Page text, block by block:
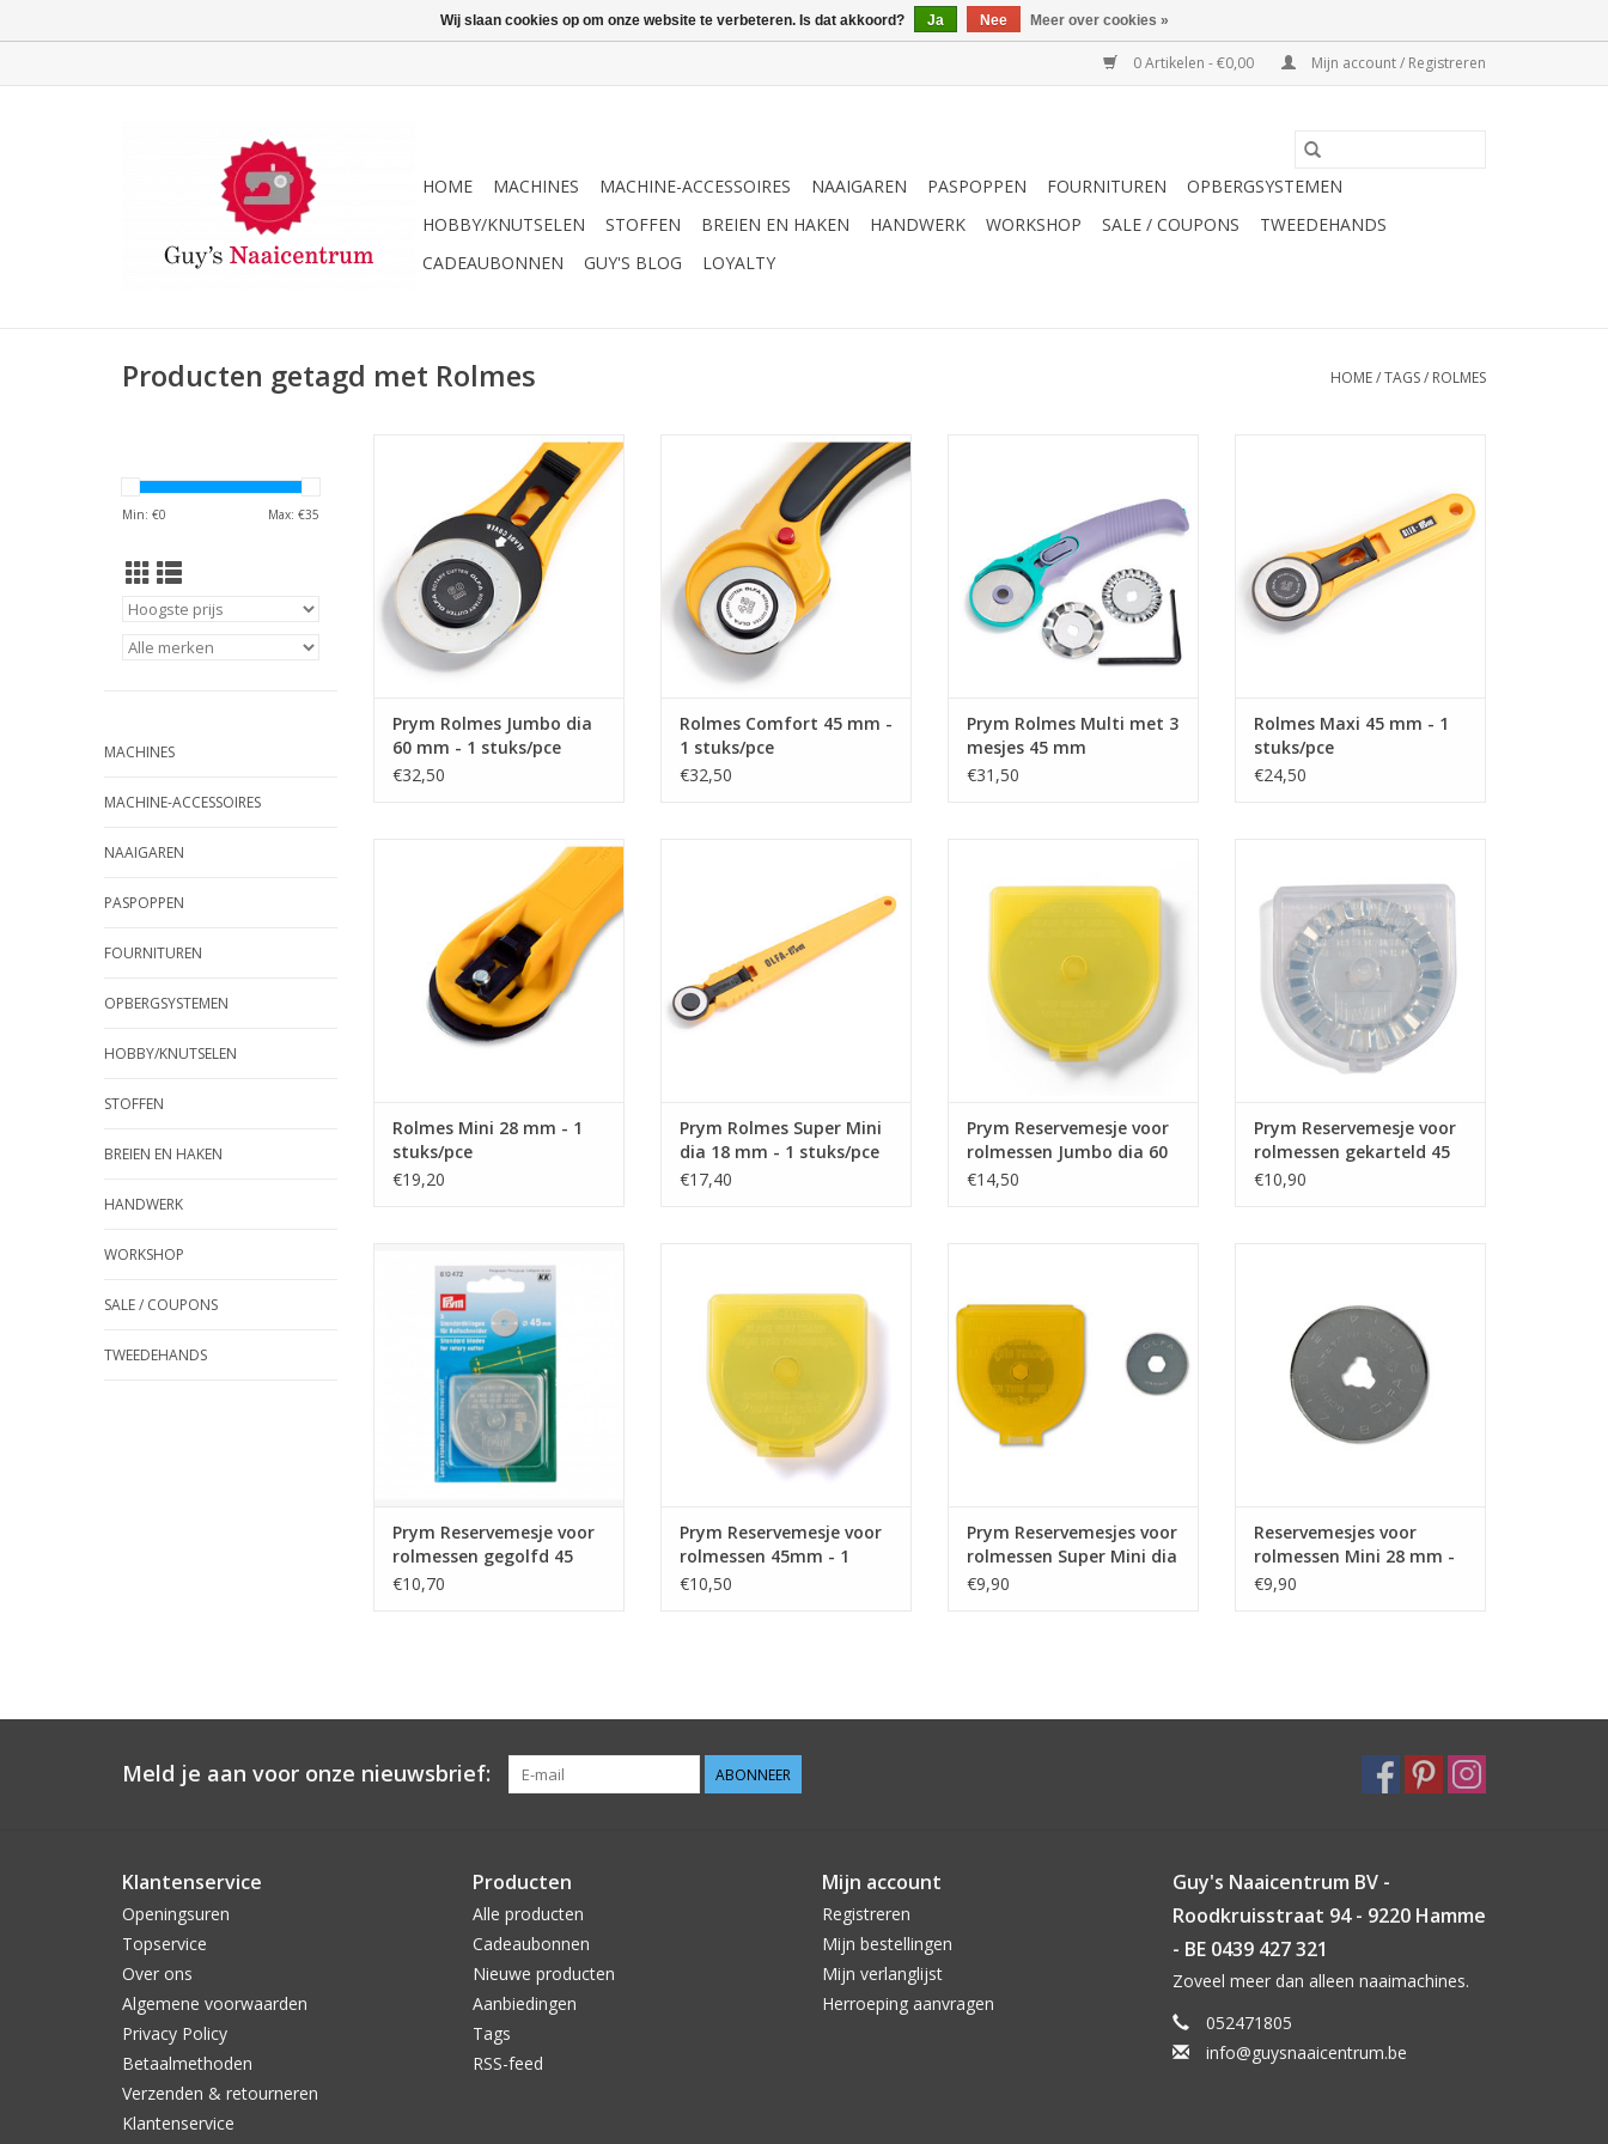
0 Artikelen - €0,00 Mijn account / Registreren
HOME MACHINES MACHINE-ACCESSOIRES NAAIGAREN PASPOPPEN FOURNITUREN
OPBERGSYSTEMEN
HOBBY/KNUTSELEN
STOFFEN BREIEN EN HAKEN HANDWERK WORKSHOP SALE / COUPONS
TWEEDEHANDS
CADEAUBONNEN
GUY'S BLOG LOYALTY
Producten getagd met Rolmes HOME/TAGS/ ROLMES
Min: €0 Max: €35
MACHINES
MACHINE-ACCESSOIRES
NAAIGAREN
PASPOPPEN
FOURNITUREN
OPBERGSYSTEMEN
HOBBY/KNUTSELEN
STOFFEN
BREIEN EN HAKEN
HANDWERK
WORKSHOP
SALE / COUPONS
TWEEDEHANDS
Prym Rolmes Jumbo dia 60 mm -
1 stuks/pce
TOEVOEGEN AAN WINKELWAGEN
Prym Rolmes Jumbo dia
60 mm - 1 stuks/pce
€32,50
Rolmes Comfort 45 mm - 1
stuks/pce
TOEVOEGEN AAN WINKELWAGEN
Rolmes Comfort 45 mm -
1 stuks/pce
€32,50
TOEVOEGEN AAN WINKELWAGEN
Prym Rolmes Multi met 3
mesjes 45 mm
€31,50
Rolmes Maxi 45 mm - 1
stuks/pce
€24,50
Rolmes Mini 28 mm - 1 stuks/pce
TOEVOEGEN AAN WINKELWAGEN
Rolmes Mini 28 mm - 1
stuks/pce
€19,20
Prym Rolmes Super Mini
dia 18 mm - 1 stuks/pce
€17,40
TOEVOEGEN AAN WINKELWAGEN
Prym Reservemesje voor
rolmessen Jumbo dia 60
mm
€14,50
TOEVOEGEN AAN WINKELWAGEN
Prym Reservemesje voor
rolmessen gekarteld 45
mm
€10,90
rolmessen gegolfd 45 mm 1
TOEVOEGEN AAN WINKELWAGEN
Prym Reservemesje voor
rolmessen gegolfd 45
mm 1 stuks/pce
€10,70
TOEVOEGEN AAN WINKELWAGEN
Prym Reservemesje voor
rolmessen 45mm - 1
stuks/pce
€10,50
- 2 stuks/pce
TOEVOEGEN AAN WINKELWAGEN
Prym Reservemesjes voor
rolmessen Super Mini dia
18 mm - 2 stuks/pce
€9,90
TOEVOEGEN AAN WINKELWAGEN
Reservemesjes voor
rolmessen Mini 28 mm -
2 stuks/pce
€9,90
Meld je aan voor onze nieuwsbrief: ABONNEER
Klantenservice
Openingsuren
Topservice
Over ons
Algemene voorwaarden
Privacy Policy
Betaalmethoden
Verzenden & retourneren
Klantenservice
Producten
Alle producten
Cadeaubonnen
Nieuwe producten
Aanbiedingen
Tags
RSS-feed
Mijn account
Registreren
Mijn bestellingen
Mijn verlanglijst
Herroeping aanvragen
Guy's Naaicentrum BV -
Roodkruisstraat 94 - 9220 Hamme
- BE 0439 427 321
Zoveel meer dan alleen naaimachines.
052471805
info@guysnaaicentrum.be
Wij slaan cookies op om onze website te verbeteren. Is dat akkoord? Ja Nee Meer over cookies »